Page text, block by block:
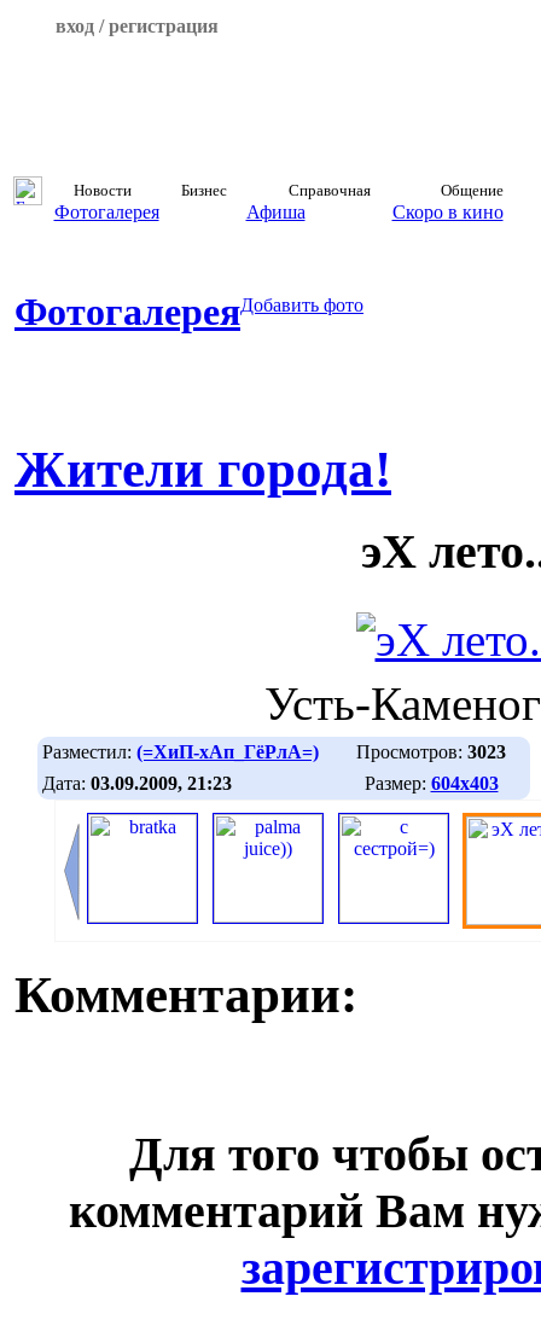
вход / регистрация
Новости Бизнес Справочная Общение
Фотогалерея Афиша Скоро в кино
ФотогалереяДобавить фото
Жители города!
эХ
Усть-
Разместил: (=ХиП-хАп_ГёРлА=) Просмотров: 3023
Дата: 03.09.2009, 21:23 Размер: 604х403
Комментарии:
Для того чтобы
комментарий Вам